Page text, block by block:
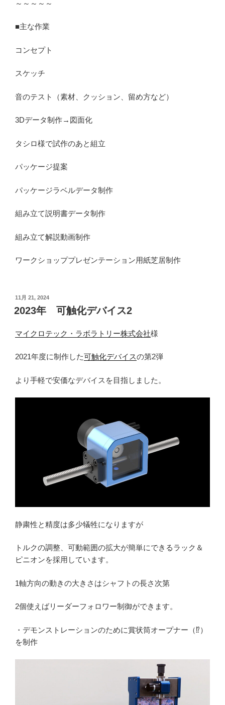
～～～～～
■主な作業
コンセプト
スケッチ
音のテスト（素材、クッション、留め方など）
3Dデータ制作→図面化
タシロ様で試作のあと組立
パッケージ提案
パッケージラベルデータ制作
組み立て説明書データ制作
組み立て解説動画制作
ワークショッププレゼンテーション用紙芝居制作
投
稿
日:
11月 21, 2024
2023年 可触化デバイス2
マイクロテック・ラボラトリー株式会社様
2021年度に制作した可触化デバイスの第2弾
より手軽で安価なデバイスを目指しました。
静粛性と精度は多少犠牲になりますが
トルクの調整、可動範囲の拡大が簡単にできるラック＆
ピニオンを採用しています。
1軸方向の動きの大きさはシャフトの長さ次第
2個使えばリーダーフォロワー制御ができます。
・デモンストレーションのために賞状筒オープナー（⁉）
を制作